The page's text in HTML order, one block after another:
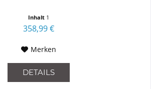
Inhalt 1
358,99 €
Merken
DETAILS